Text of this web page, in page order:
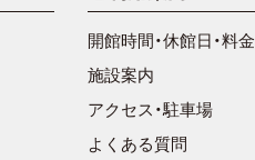
開館時間・休館日・料金
施設案内
アクセス・駐車場
よくある質問